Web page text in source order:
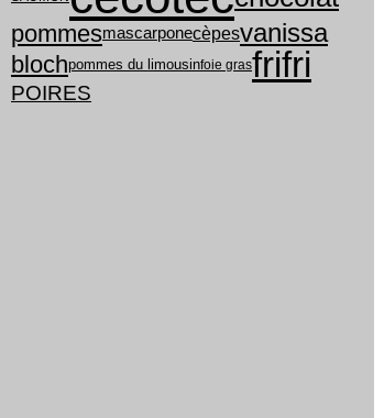
pommesmascarponecèpesvanissa
blochpommes du limousinfoie grasfrifri
POIRES